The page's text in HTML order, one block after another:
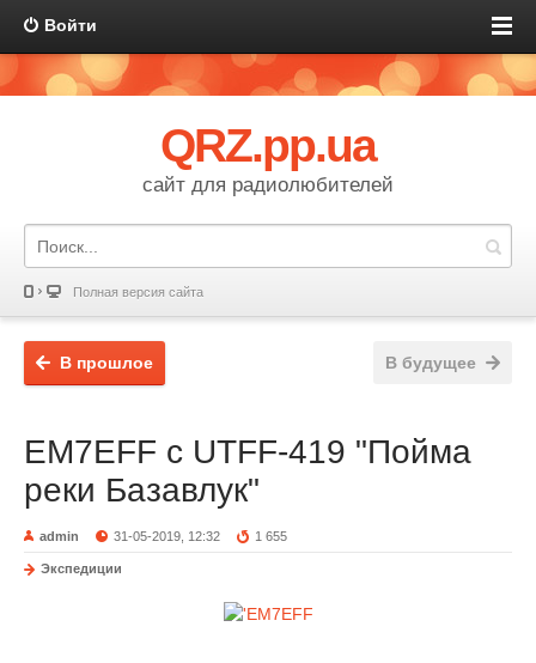
Войти
QRZ.pp.ua
сайт для радиолюбителей
Полная версия сайта
В будущее
В прошлое
EM7EFF c UTFF-419 "Пойма
реки Базавлук"
admin 31-05-2019, 12:32 1 655
Экспедиции